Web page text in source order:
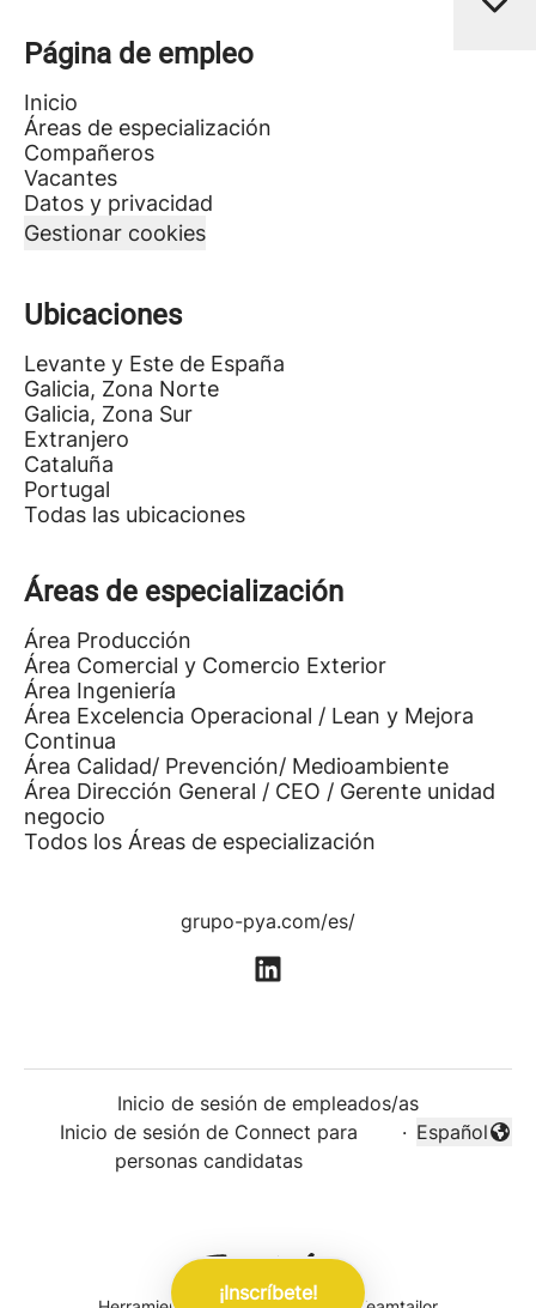
¡Inscríbete!
Página de empleo
Inicio
Áreas de especialización
Compañeros
Vacantes
Datos y privacidad
Gestionar cookies
Ubicaciones
Levante y Este de España
Galicia, Zona Norte
Galicia, Zona Sur
Extranjero
Cataluña
Portugal
Todas las ubicaciones
Áreas de especialización
Área Producción
Área Comercial y Comercio Exterior
Área Ingeniería
Área Excelencia Operacional / Lean y Mejora
Continua
Área Calidad/ Prevención/ Medioambiente
Área Dirección General / CEO / Gerente unidad
negocio
Todos los Áreas de especialización
grupo-pya.com/es/
Inicio de sesión de empleados/as
Inicio de sesión de Connect para
personas candidatas
·
Cambiar
Español